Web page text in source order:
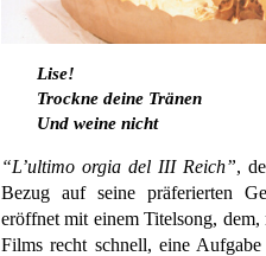
Lise!
Trockne deine Tränen
Und weine nicht
“L’ultimo orgia del III Reich”,
Bezug auf seine präferierten
eröffnet mit einem Titelsong,
Films recht schnell, eine